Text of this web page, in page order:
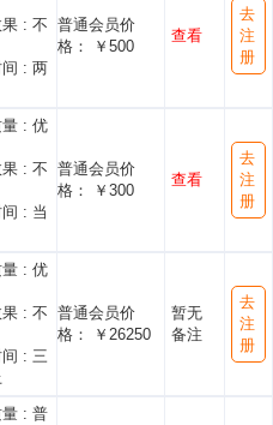
: 不
: 两
普通会员价
格： ￥500
查看
去
注
册
: 优
: 不
: 当
普通会员价
格： ￥300
查看
去
注
册
: 优
: 不
: 三
普通会员价
格： ￥26250
暂无
备注
去
注
册
: 普